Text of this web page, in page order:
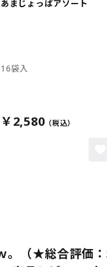
あまじょっぱアソート
16袋入
￥2,580
。（★総合評価：